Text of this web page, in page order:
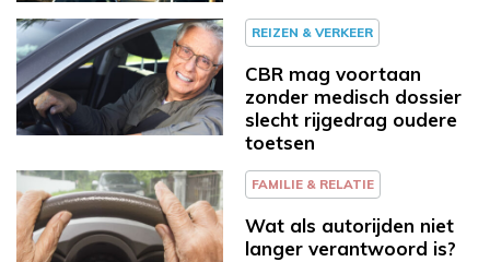
REIZEN & VERKEER
CBR mag voortaan
zonder medisch dossier
slecht rijgedrag oudere
toetsen
FAMILIE & RELATIE
Wat als autorijden niet
langer verantwoord is?